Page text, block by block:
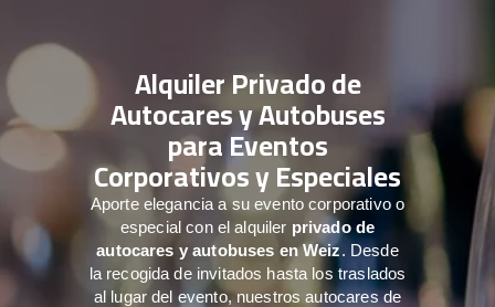
Alquiler Privado de
Autocares y Autobuses
para Eventos
Corporativos y Especiales
Aporte elegancia a su evento corporativo o
especial con el alquiler privado de
autocares y autobuses en Weiz. Desde
la recogida de invitados hasta los traslados
al lugar del evento, nuestros autocares de